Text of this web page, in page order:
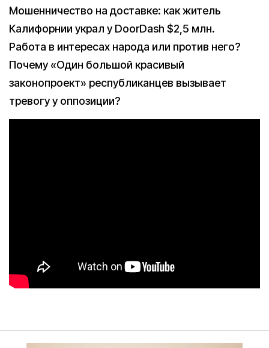
Мошенничество на доставке: как житель
Калифорнии украл у DoorDash $2,5 млн.
Работа в интересах народа или против него?
Почему «Один большой красивый
законопроект» республиканцев вызывает
тревогу у оппозиции?